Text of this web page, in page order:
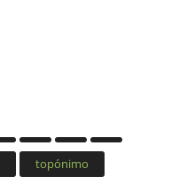
topónimo